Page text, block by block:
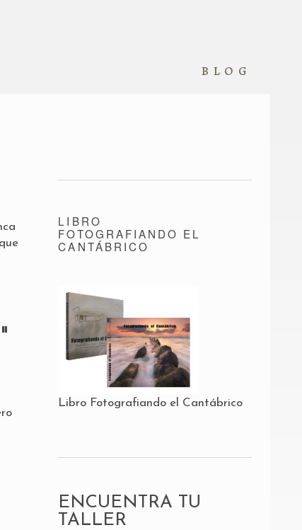
blog
LIBRO
FOTOGRAFIANDO EL
CANTÁBRICO
Libro Fotografiando el Cantábrico
ENCUENTRA TU
TALLER